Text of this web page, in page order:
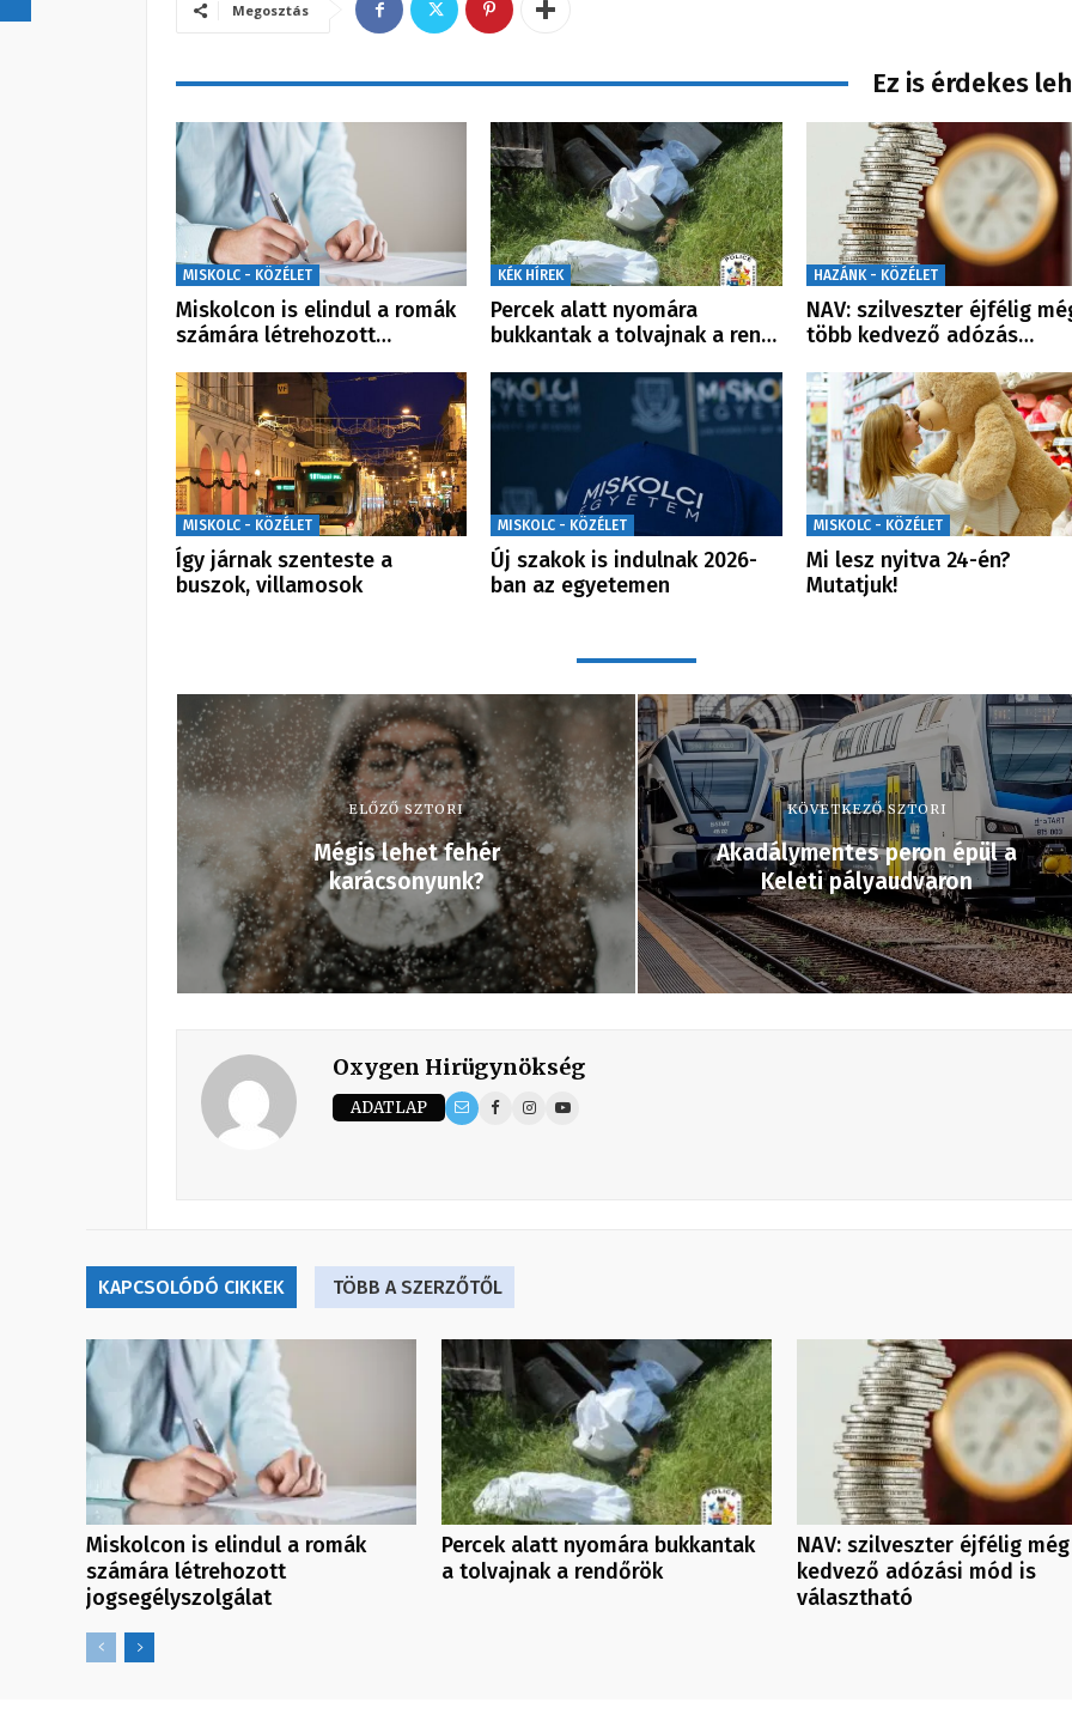
Megosztás
Ez is érdekes
MISKOLC - KÖZÉLET
Miskolcon is elindul a romák
számára létrehozott…
KÉK HÍREK
Percek alatt nyomára
bukkantak a tolvajnak a ren…
HAZÁNK - KÖZÉLET
NAV: szilveszter éjfélig
több kedvező adózás…
MISKOLC - KÖZÉLET
Így járnak szenteste a
buszok, villamosok
MISKOLC - KÖZÉLET
Új szakok is indulnak 2026-
ban az egyetemen
MISKOLC - KÖZÉLET
Mi lesz nyitva 24-én?
Mutatjuk!
ELŐZŐ SZTORI
Mégis lehet fehér
karácsonyunk?
KÖVETKEZŐ SZTORI
Akadálymentes peron épül a
Keleti pályaudvaron
Oxygen Hirügynökség
ADATLAP
KAPCSOLÓDÓ CIKKEK TÖBB A SZERZŐTŐL
Miskolcon is elindul a romák
számára létrehozott
jogsegélyszolgálat
Percek alatt nyomára bukkantak
a tolvajnak a rendőrök
NAV: szilveszter éjfélig
kedvező adózási mód is
választható